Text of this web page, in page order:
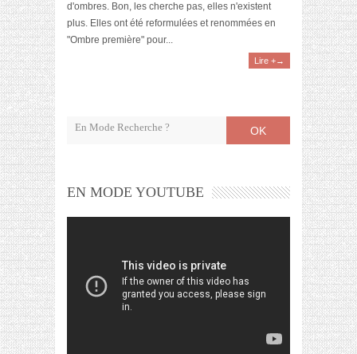
d'ombres. Bon, les cherche pas, elles n'existent
plus. Elles ont été reformulées et renommées en
"Ombre première" pour...
Lire +→
OK
EN MODE YOUTUBE